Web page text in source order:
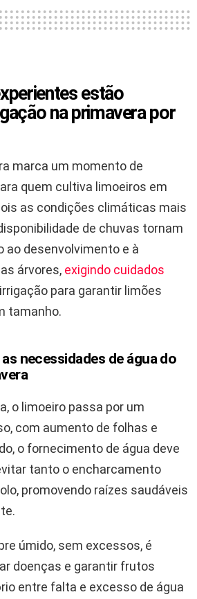
estão
na primavera por
marca um momento de
quem cultiva limoeiros em
as condições climáticas mais
de chuvas tornam
ao desenvolvimento e à
árvores, exigindo cuidados
para garantir limões
tamanho.
necessidades de água do
o limoeiro passa por um
com aumento de folhas e
o fornecimento de água deve
tanto o encharcamento
promovendo raízes saudáveis
úmido, sem excessos, é
doenças e garantir frutos
entre falta e excesso de água